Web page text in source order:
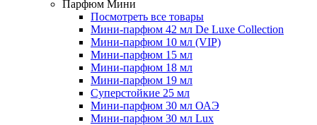
Парфюм Мини
Посмотреть все товары
Мини-парфюм 42 мл De Luxe Collection
Мини-парфюм 10 мл (VIP)
Мини-парфюм 15 мл
Мини-парфюм 18 мл
Мини-парфюм 19 мл
Суперстойкие 25 мл
Мини-парфюм 30 мл ОАЭ
Мини-парфюм 30 мл Lux